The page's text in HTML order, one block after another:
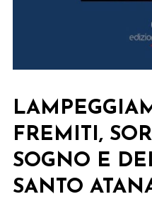
FREMITI,
SOGNO E
SANTO